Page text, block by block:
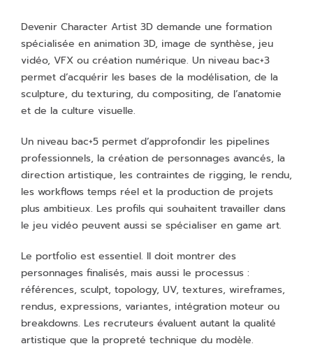
Devenir Character Artist 3D demande une formation
spécialisée en animation 3D, image de synthèse, jeu
vidéo, VFX ou création numérique. Un niveau bac+3
permet d’acquérir les bases de la modélisation, de la
sculpture, du texturing, du compositing, de l’anatomie
et de la culture visuelle.
Un niveau bac+5 permet d’approfondir les pipelines
professionnels, la création de personnages avancés, la
direction artistique, les contraintes de rigging, le rendu,
les workflows temps réel et la production de projets
plus ambitieux. Les profils qui souhaitent travailler dans
le jeu vidéo peuvent aussi se spécialiser en game art.
Le portfolio est essentiel. Il doit montrer des
personnages finalisés, mais aussi le processus :
références, sculpt, topology, UV, textures, wireframes,
rendus, expressions, variantes, intégration moteur ou
breakdowns. Les recruteurs évaluent autant la qualité
artistique que la propreté technique du modèle.